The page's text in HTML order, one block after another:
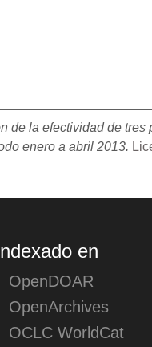
de la efectividad de
enero a abril 2013.
en
OpenDOAR
OpenArchives
OCLC WorldCat